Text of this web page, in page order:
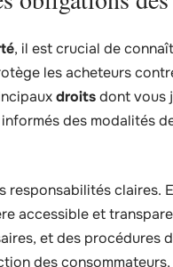
, il est crucial de
les acheteurs
droitsdont vous
des modalités
responsabilités claires.
accessible et
et des procédures
des